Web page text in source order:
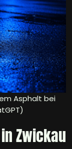
Asphalt bei
Zwickau